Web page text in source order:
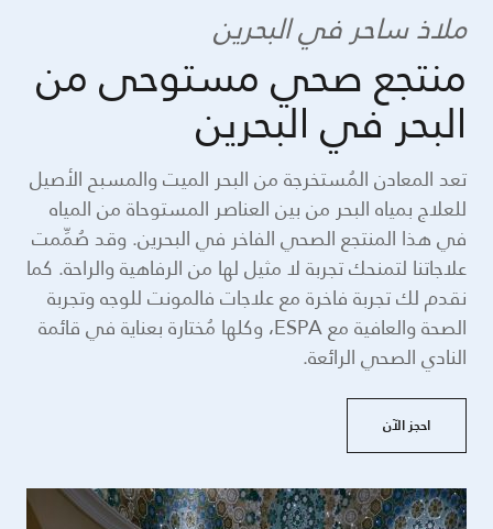
ملاذ ساحر في البحرين
منتجع صحي مستوحى من
البحر في البحرين
تعد المعادن المُستخرجة من البحر الميت والمسبح الأصيل
للعلاج بمياه البحر من بين العناصر المستوحاة من المياه
في هذا المنتجع الصحي الفاخر في البحرين. وقد صُمِّمت
علاجاتنا لتمنحك تجربة لا مثيل لها من الرفاهية والراحة. كما
نقدم لك تجربة فاخرة مع علاجات فالمونت للوجه وتجربة
الصحة والعافية مع ESPA، وكلها مُختارة بعناية في قائمة
النادي الصحي الرائعة.
احجز الآن